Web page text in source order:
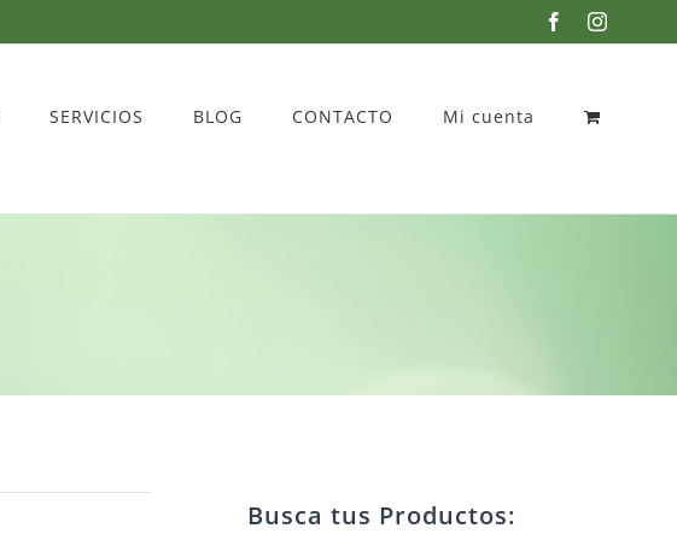
Facebook
SERVICIOS BLOG CONTACTO Mi cuenta
Busca tus Productos: